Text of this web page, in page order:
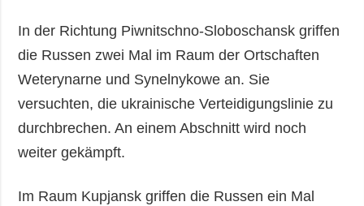
In der Richtung Piwnitschno-Sloboschansk griffen
die Russen zwei Mal im Raum der Ortschaften
Weterynarne und Synelnykowe an. Sie
versuchten, die ukrainische Verteidigungslinie zu
durchbrechen. An einem Abschnitt wird noch
weiter gekämpft.
Im Raum Kupjansk griffen die Russen ein Mal